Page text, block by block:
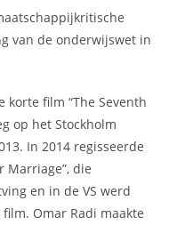
van de onderwijswet in
korte film “The Seventh
op het Stockholm
In 2014 regisseerde
Marriage”, die
en in de VS werd
Omar Radi maakte